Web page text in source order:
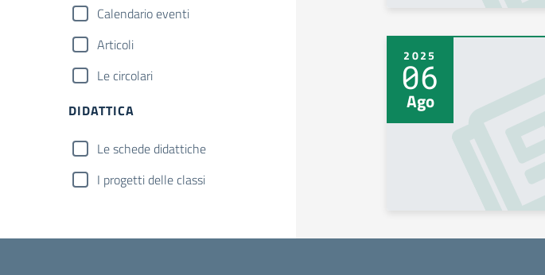
Calendario eventi
Articoli
Le circolari
DIDATTICA
Le schede didattiche
I progetti delle classi
2025
06
Ago